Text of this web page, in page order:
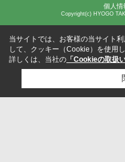
個人情
Copyright(c) HYOGO
当サイトでは、お客様の当サイト
して、クッキー（Cookie）を使用し
詳しくは、当社の 「Cookieの取扱